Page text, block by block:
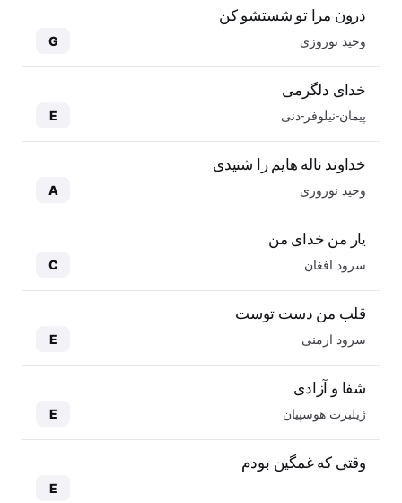
درون مرا تو شستشو کن
وحید نوروزی G
خدای دلگرمی
پیمان-نیلوفر-دنی E
خداوند ناله هایم را شنیدی
وحید نوروزی A
یار من خدای من
سرود افغان C
قلب من دست توست
سرود ارمنی E
شفا و آزادی
ژیلبرت هوسپیان E
وقتی که غمگین بودم
E